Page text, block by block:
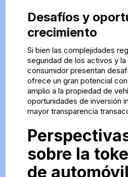
Desafíos y
crecimiento
Si bien las complejidades
seguridad de los activos y
consumidor presentan
ofrece un gran potencial
amplio a la propiedad de
oportunidades de inversión
mayor transparencia
sobre la
de